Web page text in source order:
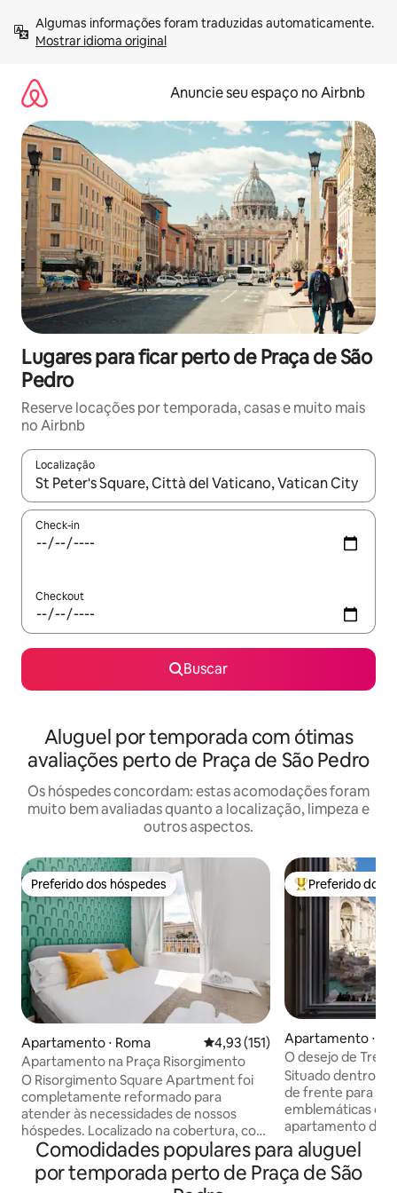
para
Mostrar idioma original
Anuncie seu espaço no Airbnb
Lugares para ficar perto de Praça de São
Pedro
Reserve locações por temporada, casas e muito mais
no Airbnb
Localização
Quando os resultados estiverem disponíveis, explore-os
Check-in
Checkout
Buscar
Aluguel por temporada com ótimas
avaliações perto de Praça de São Pedro
Os hóspedes concordam: estas acomodações foram
muito bem avaliadas quanto a localização, limpeza e
outros aspectos.
Preferido dos hóspedes
Preferido dos hóspedes
Apartamento ⋅ Roma 4,93 de uma avaliação média de
4,93 (151)
Apartamento na Praça Risorgimento
O Risorgimento Square Apartment foi
completamente reformado para
atender às necessidades de nossos
hóspedes. Localizado na cobertura, com
elevador e uma maravilhosa vista
panorâmica da Piazza del Risorgimento,
desfruta de uma luminosidade única
Entre os
Preferido dos
Apartamento ⋅
O desejo de
Fonte de Trevi
Situado dentro
de frente para
emblemáticas do
apartamento de
localizado no
comodidades
invejável, perfeito
Comodidades populares para aluguel
por temporada perto de Praça de São